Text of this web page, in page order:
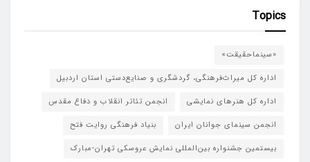
Topics
«سینماحقیقت»
اداره کل میراث‌فرهنگی، گردشگری و صنایع‌دستی استان اردبیل
اداره کل هنرهای نمایشی
انجمن تئاتر انقلاب و دفاع مقدس
انجمن سینمای جوانان ایران
بنیاد فرهنگی روایت فتح
بیستمین جشنواره بین‌المللی نمایش عروسکی تهران-مبارک